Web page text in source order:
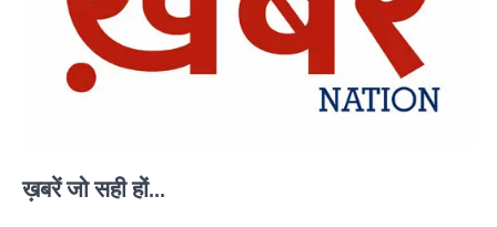
ख़बरें जो सही हों...